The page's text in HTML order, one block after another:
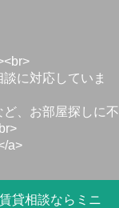
に対応していま
、お部屋探しに不
a>
貸相談ならミニ